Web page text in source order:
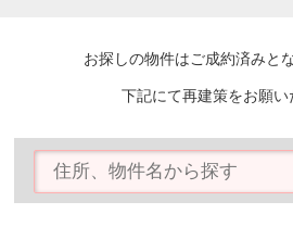
お探しの物件はご成約済みと
下記にて再建策をお願い